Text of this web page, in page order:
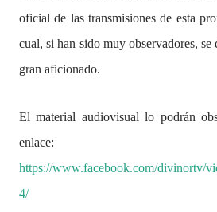
oficial de las transmisiones de esta
cual, si han sido muy observadores, se
gran aficionado.
El material audiovisual lo podrán
enlace:
https://www.facebook.com/divinortv/
4/